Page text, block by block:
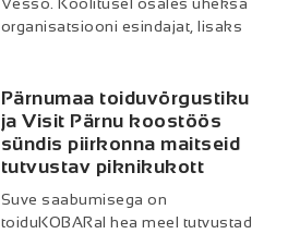
organisatsiooni esindajat, lisaks
Pärnumaa toiduvõrgustiku
ja Visit Pärnu koostöös
sündis piirkonna maitseid
tutvustav piknikukott
Suve saabumisega on
toiduKOBARal hea meel tutvustad